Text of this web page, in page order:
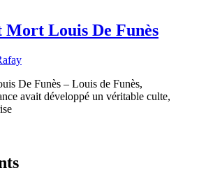
Mort Louis De Funès
De Funès – Louis de Funès,
avait développé un véritable culte,